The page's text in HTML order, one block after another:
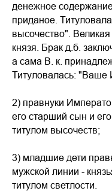
денежное
приданое.
высочество". Великая
князя. Брак д.б.
а сама В. к.
Титуловалась: "Ваше
2) правнуки
его старший сын и
титулом высочеств;
3) младшие дети
мужской линии -
титулом светлости.